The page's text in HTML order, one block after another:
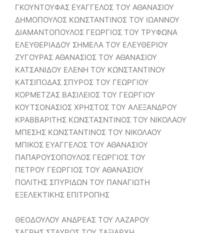
ΓΚΟΥΝΤΟΥΦΑΣ ΕΥΑΓΓΕΛΟΣ ΤΟΥ ΑΘΑΝΑΣΙΟΥ
ΔΗΜΟΠΟΥΛΟΣ ΚΩΝΣΤΑΝΤΙΝΟΣ ΤΟΥ ΙΩΑΝΝΟΥ
ΔΙΑΜΑΝΤΟΠΟΥΛΟΣ ΓΕΩΡΓΙΟΣ ΤΟΥ ΤΡΥΦΩΝΑ
ΕΛΕΥΘΕΡΙΑΔΟΥ ΣΗΜΕΛΑ ΤΟΥ ΕΛΕΥΘΕΡΙΟΥ
ΖΥΓΟΥΡΑΣ ΑΘΑΝΑΣΙΟΣ ΤΟΥ ΑΘΑΝΑΣΙΟΥ
ΚΑΤΣΑΝΙΔΟΥ ΕΛΕΝΗ ΤΟΥ ΚΩΝΣΤΑΝΤΙΝΟΥ
ΚΑΤΣΙΠΟΔΑΣ ΣΠΥΡΟΣ ΤΟΥ ΓΕΩΡΓΙΟΥ
ΚΟΡΜΕΤΖΑΣ ΒΑΣΙΛΕΙΟΣ ΤΟΥ ΓΕΩΡΓΙΟΥ
ΚΟΥΤΣΟΝΑΣΙΟΣ ΧΡΗΣΤΟΣ ΤΟΥ ΑΛΕΞΑΝΔΡΟΥ
ΚΡΑΒΒΑΡΙΤΗΣ ΚΩΝΣΤΑΣΝΤΙΝΟΣ ΤΟΥ ΝΙΚΟΛΑΟΥ
ΜΠΕΣΗΣ ΚΩΝΣΤΑΝΤΙΝΟΣ ΤΟΥ ΝΙΚΟΛΑΟΥ
ΜΠΙΚΟΣ ΕΥΑΓΓΕΛΟΣ ΤΟΥ ΑΘΑΝΑΣΙΟΥ
ΠΑΠΑΡΟΥΣΟΠΟΥΛΟΣ ΓΕΩΡΓΙΟΣ ΤΟΥ
ΠΕΤΡΟΥ ΓΕΩΡΓΙΟΣ ΤΟΥ ΑΘΑΝΑΣΙΟΥ
ΠΟΛΙΤΗΣ ΣΠΥΡΙΔΩΝ ΤΟΥ ΠΑΝΑΓΙΩΤΗ
ΕΞΕΛΕΚΤΙΚΗΣ ΕΠΙΤΡΟΠΗΣ
ΘΕΟΔΟΥΛΟΥ ΑΝΔΡΕΑΣ ΤΟΥ ΛΑΖΑΡΟΥ